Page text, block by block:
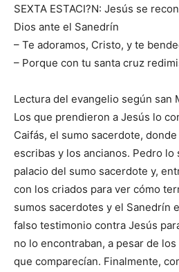
SEXTA ESTACI?N: Jesús se
Dios ante el Sanedrín
– Te adoramos, Cristo, y te
– Porque con tu santa cruz
Lectura del evangelio según san
Los que prendieron a Jesús lo
Caifás, el sumo sacerdote,
escribas y los ancianos. Pedro lo
palacio del sumo sacerdote y,
con los criados para ver cómo
sumos sacerdotes y el Sanedrín
falso testimonio contra Jesús
no lo encontraban, a pesar de
que comparecían. Finalmente,